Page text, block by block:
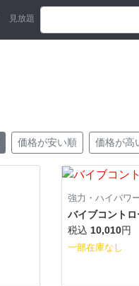
見放題
価格が安い順 価格が高
強力・ハイパワ
バイブコントロ
税込 10,010円
一部在庫なし